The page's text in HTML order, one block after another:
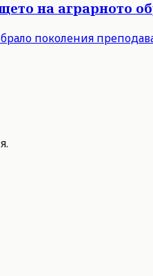
на аграрното
поколения